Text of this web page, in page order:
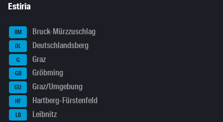
Estiria
BM Bruck-Mürzzuschlag
DL Deutschlandsberg
G Graz
GB Gröbming
GU Graz/Umgebung
HF Hartberg-Fürstenfeld
LB Leibnitz